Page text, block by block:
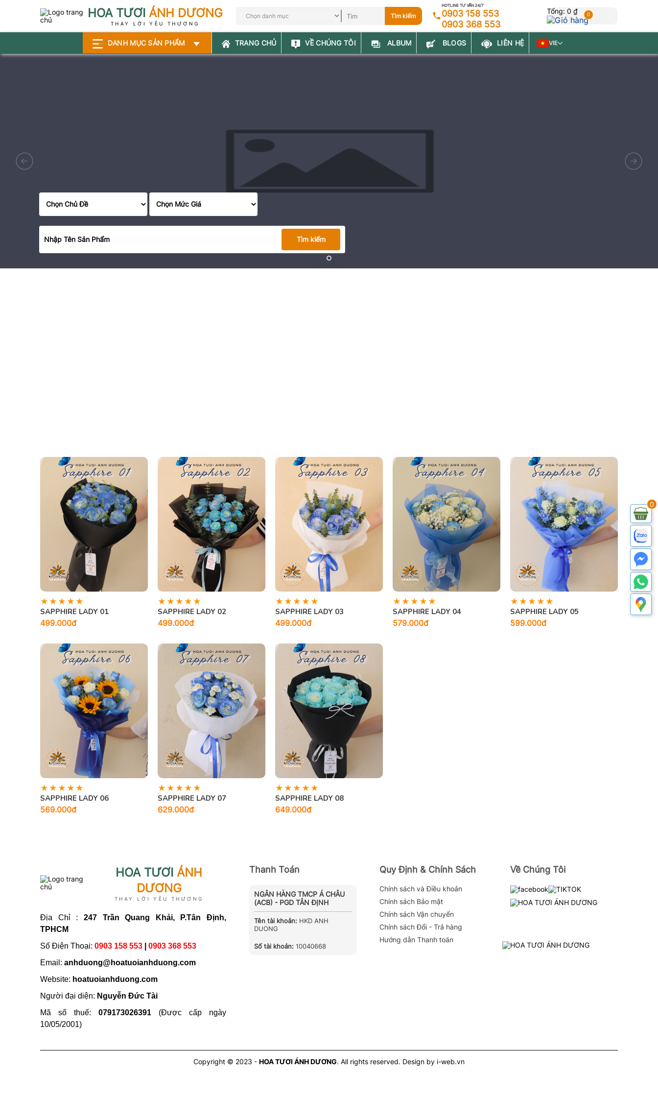
HOA TƯƠI ÁNH DƯƠNG
THAY LỜI YÊU THƯƠNG
Tìm kiếm
HOTLINE TƯ VẤN 24/7
0903 158 553
0903 368 553
Tổng: 0 ₫ 0
DANH MỤC SẢN PHẨM TRANG CHỦ VỀ CHÚNG TÔI ALBUM BLOGS LIÊN HỆ VIE
Tìm kiếm
SAPPHIRE LADY 01
499.000đ
SAPPHIRE LADY 02
499.000đ
SAPPHIRE LADY 03
499.000đ
SAPPHIRE LADY 04
579.000đ
SAPPHIRE LADY 05
599.000đ
SAPPHIRE LADY 06
569.000đ
SAPPHIRE LADY 07
629.000đ
SAPPHIRE LADY 08
649.000đ
HOA TƯƠI ÁNH
DƯƠNG
THAY LỜI YÊU THƯƠNG
Địa Chỉ :247 Trần Quang Khải, P.Tân Định,
TPHCM
Số Điện Thoại:0903 158 553 |0903 368 553
Email:anhduong@hoatuoianhduong.com
Website: hoatuoianhduong.com
Người đại diện: Nguyễn Đức Tài
Mã số thuế: 079173026391 (Được cấp ngày
10/05/2001)
Thanh Toán
NGÂN HÀNG TMCP Á CHÂU
(ACB) - PGD TÂN ĐỊNH
Tên tài khoản: HKD ANH
DUONG
Số tài khoản: 10040668
Quy Định & Chính Sách
Chính sách và Điều khoản
Chính sách Bảo mật
Chính sách Vận chuyển
Chính sách Đổi - Trả hàng
Hướng dẫn Thanh toán
Về Chúng Tôi
Copyright © 2023 - HOA TƯƠI ÁNH DƯƠNG. All rights reserved. Design by i-web.vn
0